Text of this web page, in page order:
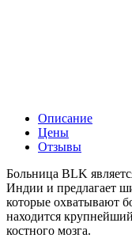
Описание
Цены
Отзывы
Больница BLK
Индии и предлагает
которые охватывают
находится
костного мозга.